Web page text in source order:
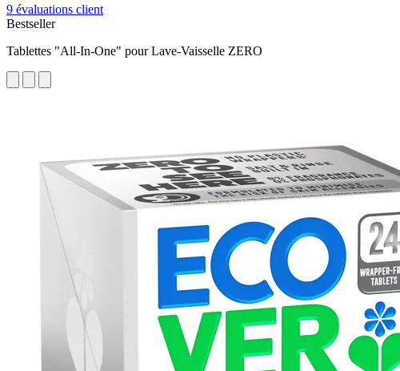
9 évaluations client
Bestseller
Tablettes "All-In-One" pour Lave-Vaisselle ZERO